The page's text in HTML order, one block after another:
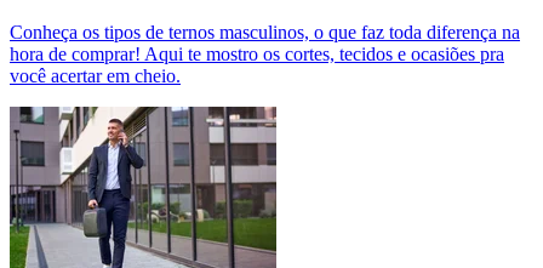
Conheça os tipos de ternos masculinos, o que faz toda diferença na
hora de comprar! Aqui te mostro os cortes, tecidos e ocasiões pra
você acertar em cheio.